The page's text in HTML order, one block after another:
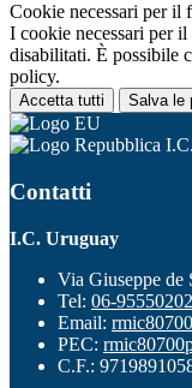
Cookie necessari per il
I cookie necessari per
disabilitati. È possibile
policy.
Accetta tutti Salva le
Contatti
I.C. Uruguay
Via Giuseppe de
Tel: 06-95550202
Email:
PEC:
C.F.: